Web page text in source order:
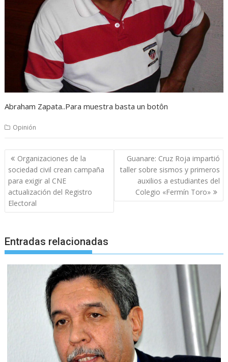
Abraham Zapata..Para muestra basta un botôn
Opinión
Navegación
de
entradas
Organizaciones de la
sociedad civil crean campaña
para exigir al CNE
actualización del Registro
Electoral
Guanare: Cruz Roja impartió
taller sobre sismos y primeros
auxilios a estudiantes del
Colegio «Fermín Toro»
Entradas relacionadas